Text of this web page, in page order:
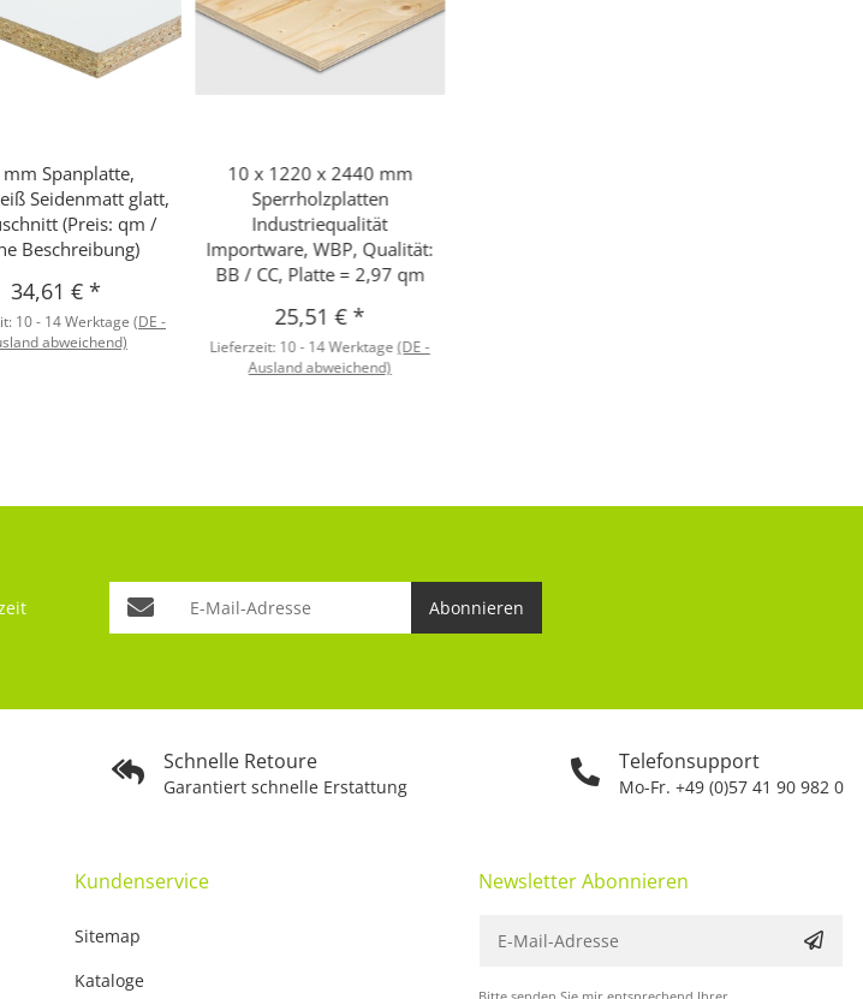
Spanplatte,
Seidenmatt glatt,
(Preis: qm /
Beschreibung)
34,61 € *
10 - 14 Werktage (DE -
abweichend)
10 x 1220 x 2440 mm
Sperrholzplatten
Industriequalität
Importware, WBP, Qualität:
BB / CC, Platte = 2,97 qm
25,51 € *
Lieferzeit: 10 - 14 Werktage(DE -
Ausland abweichend)
Schnelle Retoure
Garantiert schnelle Erstattung
Telefonsupport
Mo-Fr. +49 (0)57 41 90 982 0
Abonnieren
Kundenservice
Sitemap
Kataloge
Newsletter Abonnieren